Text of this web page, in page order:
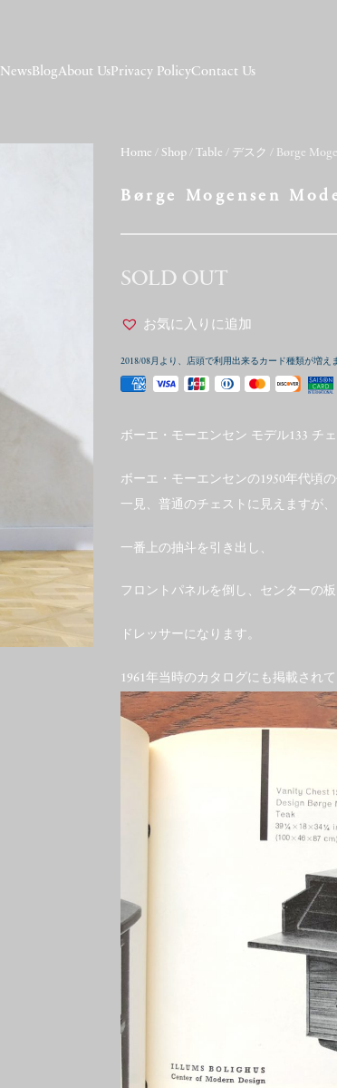
NewsBlogAbout UsPrivacy PolicyContact Us
Home / Shop / Table / デスク / Børge
Børge Mogensen
SOLD OUT
お気に入りに追加
2018/08月より、店頭で利用出来るカード種類が増え
ボーエ・モーエンセン モデル133 チ
ボーエ・モーエンセンの1950年代頃
一見、普通のチェストに見えますが、
一番上の抽斗を引き出し、
フロントパネルを倒し、センターの
ドレッサーになります。
1961年当時のカタログにも掲載され